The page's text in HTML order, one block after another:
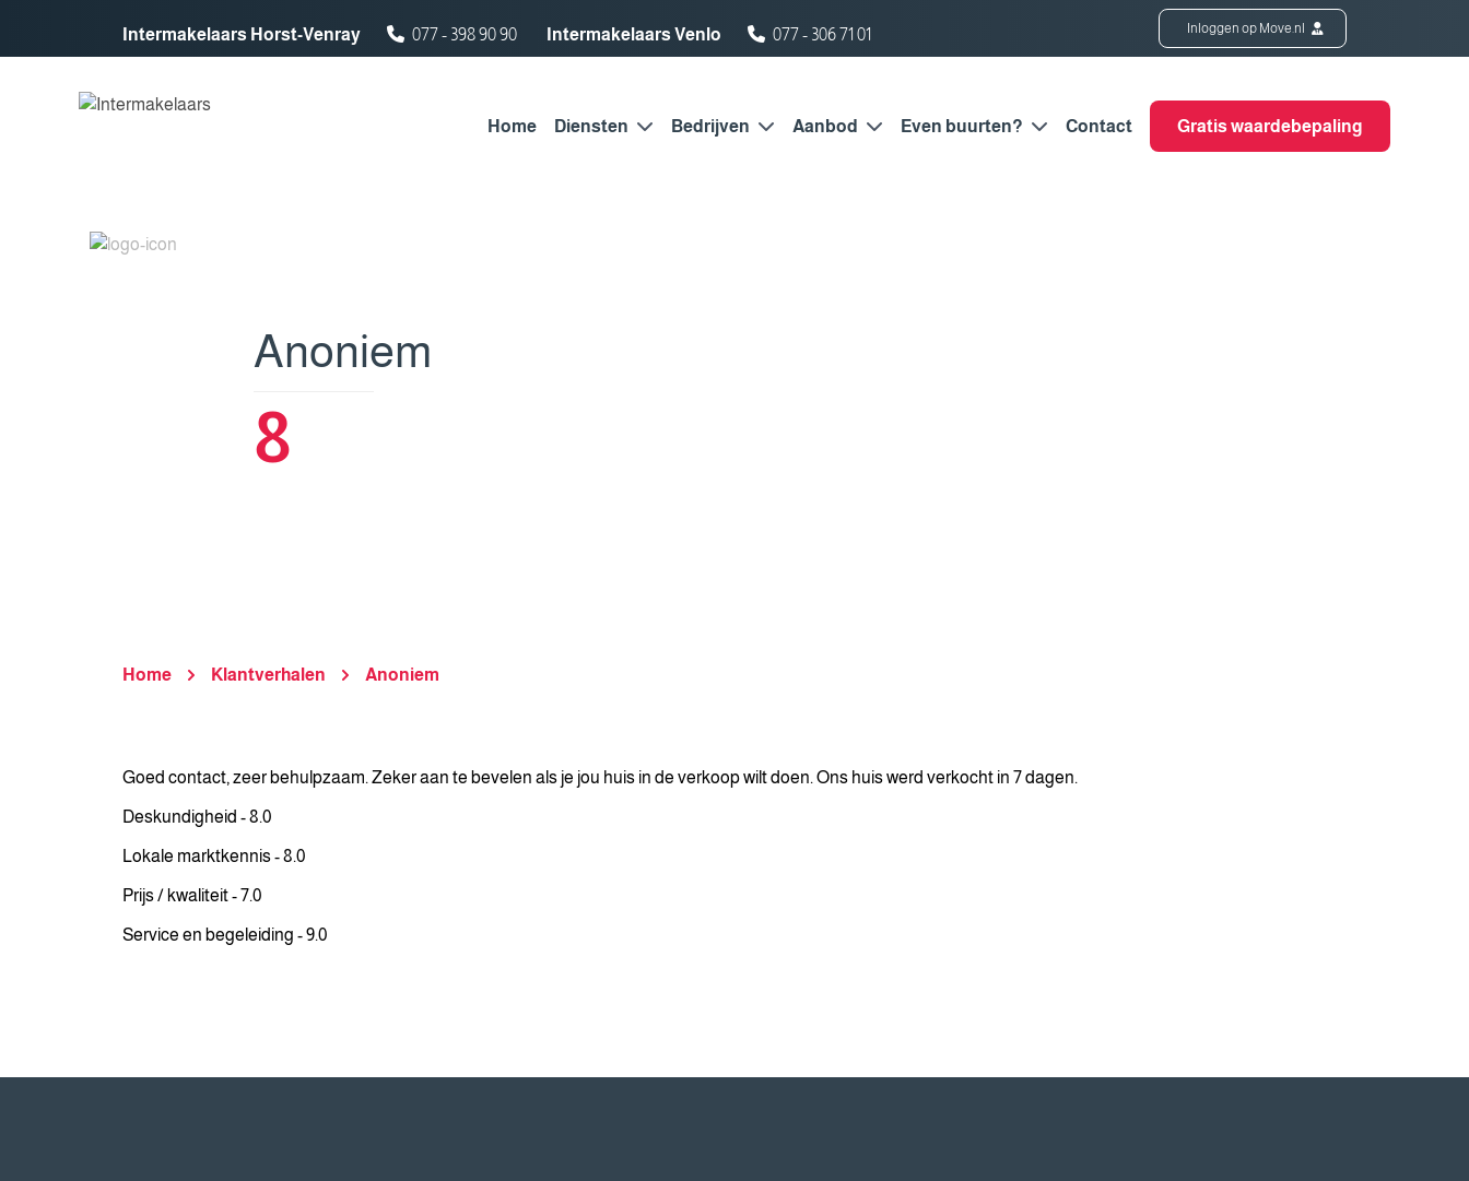
Intermakelaars Horst-Venray
077 - 398 90 90 Intermakelaars Venlo 077 - 306 71 01 Inloggen op Move.nl
Home Diensten Bedrijven Aanbod Even buurten? Contact Gratis waardebepaling
Anoniem
8
Home Klantverhalen Anoniem
Goed contact, zeer behulpzaam. Zeker aan te bevelen als je jou huis in de verkoop wilt doen. Ons huis werd verkocht in 7 dagen.
Deskundigheid - 8.0
Lokale marktkennis - 8.0
Prijs / kwaliteit - 7.0
Service en begeleiding - 9.0